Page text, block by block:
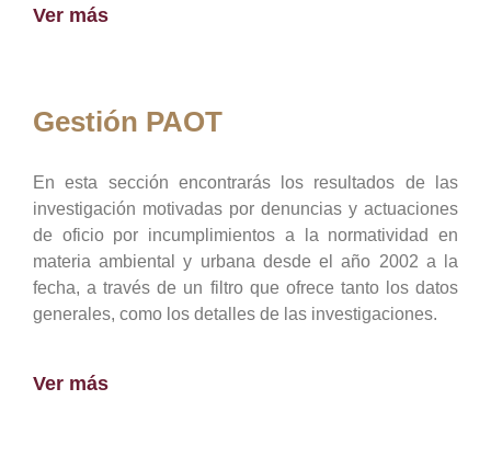
Ver más
Gestión PAOT
En esta sección encontrarás los resultados de las
investigación motivadas por denuncias y actuaciones
de oficio por incumplimientos a la normatividad en
materia ambiental y urbana desde el año 2002 a la
fecha, a través de un filtro que ofrece tanto los datos
generales, como los detalles de las investigaciones.
Ver más